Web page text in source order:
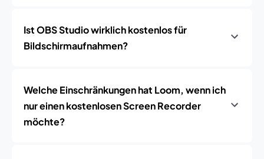
Ist OBS Studio wirklich kostenlos für
Bildschirmaufnahmen?
Welche Einschränkungen hat Loom, wenn ich
nur einen kostenlosen Screen Recorder
möchte?